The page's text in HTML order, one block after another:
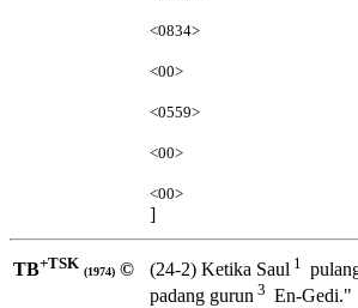
<0834>
<00>
<0559>
<00>
<00>
]
TB+TSK (1974) © (24-2) Ketika Saul 1
padang gurun 3 En-Gedi."